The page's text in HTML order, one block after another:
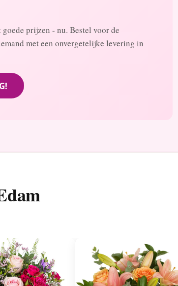
prijzen - nu. Bestel voor de
met een onvergetelijke levering in